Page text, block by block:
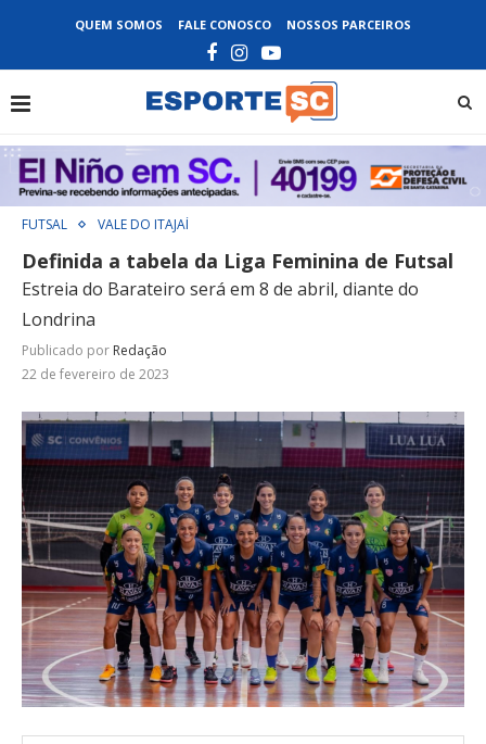
QUEM SOMOS FALE CONOSCO NOSSOS PARCEIROS
FUTSAL VALE DO ITAJAÍ
Definida a tabela da Liga Feminina de Futsal
Estreia do Barateiro será em 8 de abril, diante do
Londrina
Publicado por Redação
22 de fevereiro de 2023